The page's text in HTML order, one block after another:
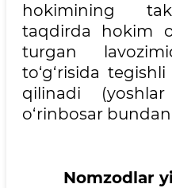
hokimining
taqdirda hokim
turgan
to‘g‘risida
qilinadi
o‘rinbosar
Nomzodlar